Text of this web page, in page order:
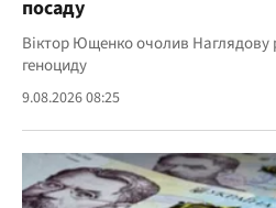
посаду
Віктор Ющенко очолив
геноциду
9.08.2026 08:25